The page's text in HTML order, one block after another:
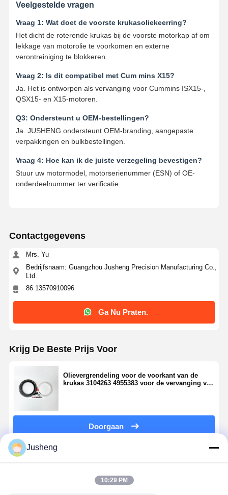
DOOSAN Deeltjes van graafmachines
Isuzu Excavator Engine Parts
motor Oliepomp
Motor Cilinderkop
Dieselmotortrapas
Motor turbolader
Veelgestelde vragen
Vraag 1: Wat doet de voorste krukasoliekeerring?
Het dicht de roterende krukas bij de voorste motorkap af om
lekkage van motorolie te voorkomen en externe
verontreiniging te blokkeren.
Vraag 2: Is dit compatibel met Cum mins X15?
Ja. Het is ontworpen als vervanging voor Cummins ISX15-,
QSX15- en X15-motoren.
Q3: Ondersteunt u OEM-bestellingen?
Ja. JUSHENG ondersteunt OEM-branding, aangepaste
verpakkingen en bulkbestellingen.
Vraag 4: Hoe kan ik de juiste verzegeling bevestigen?
Stuur uw motormodel, motorserienummer (ESN) of OE-
onderdeelnummer ter verificatie.
Contactgegevens
Mrs. Yu
Bedrijfsnaam: Guangzhou Jusheng Precision Manufacturing Co.,
Ltd.
86 13570910096
Ga Nu Praten.
Krijg De Beste Prijs Voor
Olievergrendeling voor de voorkant van de
krukas 3104263 4955383 voor de vervanging van
Doorgaan
Geadviseerde Producten
Jusheng
10:29 PM